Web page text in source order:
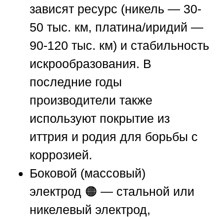
зависят ресурс (никель — 30-
50 тыс. км, платина/иридий —
90-120 тыс. км) и стабильность
искрообразования. В
последние годы
производители также
используют покрытие из
иттрия и родия для борьбы с
коррозией.
Боковой (массовый)
электрод 🟠 — стальной или
никелевый электрод,